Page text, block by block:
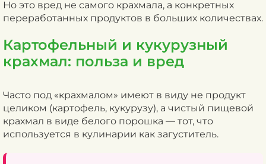
Но это вред не самого крахмала, а конкретных
переработанных продуктов в больших количествах.
Картофельный и кукурузный
крахмал: польза и вред
Часто под «крахмалом» имеют в виду не продукт
целиком (картофель, кукурузу), а чистый пищевой
крахмал в виде белого порошка — тот, что
используется в кулинарии как загуститель.